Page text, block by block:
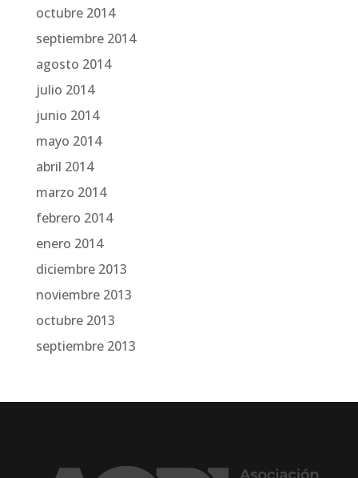
octubre 2014
septiembre 2014
agosto 2014
julio 2014
junio 2014
mayo 2014
abril 2014
marzo 2014
febrero 2014
enero 2014
diciembre 2013
noviembre 2013
octubre 2013
septiembre 2013